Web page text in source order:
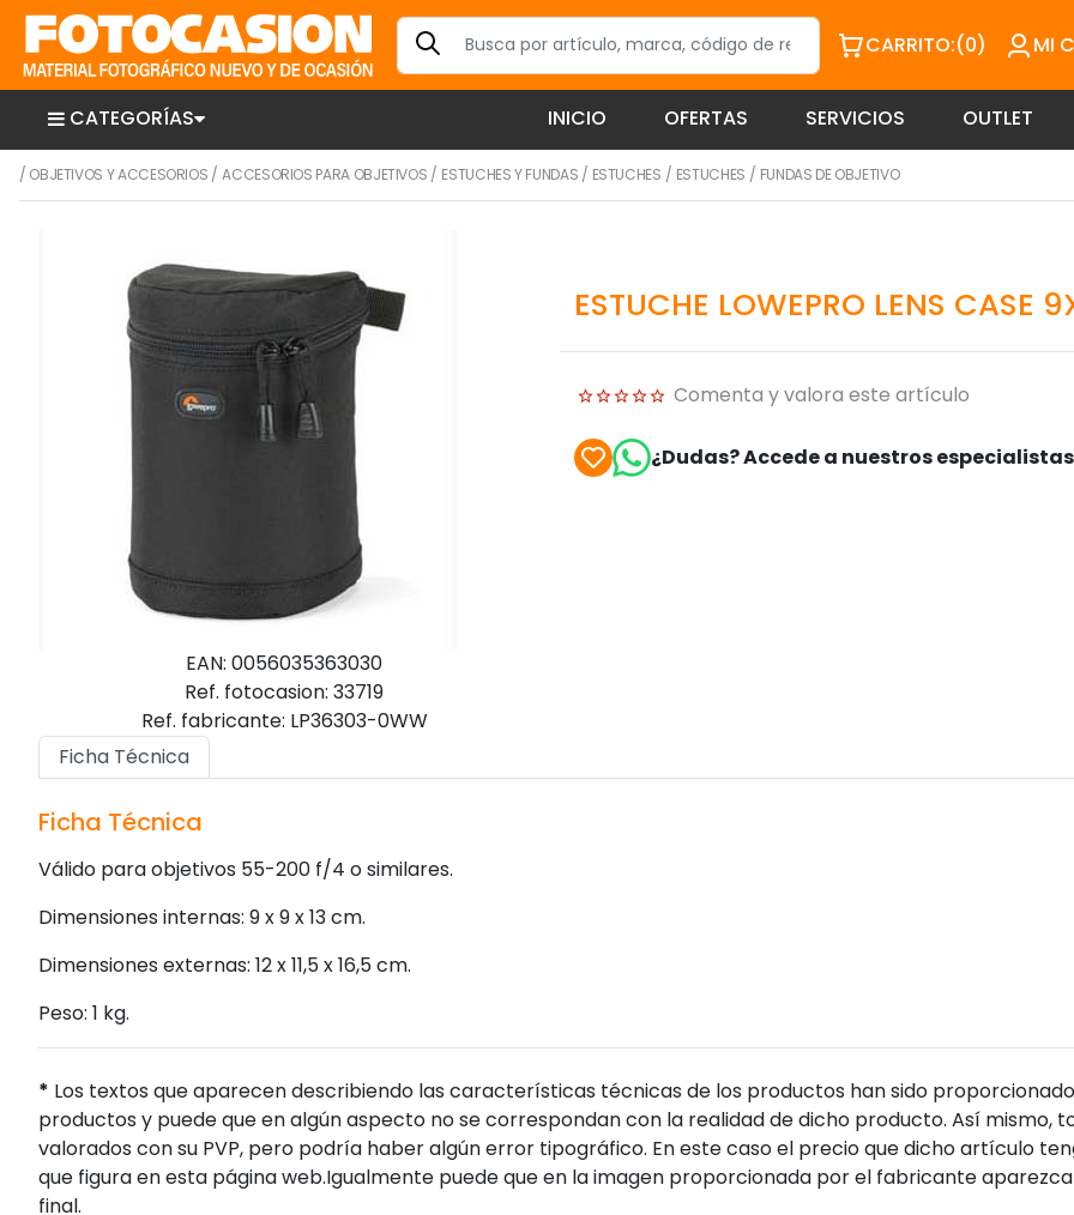
CARRITO:(0) MI
CATEGORÍAS INICIO OFERTAS SERVICIOS OUTLET
/ OBJETIVOS Y ACCESORIOS /ACCESORIOS PARA OBJETIVOS / ESTUCHES Y FUNDAS / ESTUCHES / ESTUCHES / FUNDAS DE OBJETIVO
EAN: 0056035363030
Ref. fotocasion: 33719
Ref. fabricante: LP36303-0WW
ESTUCHE LOWEPRO LENS CASE
Comenta y valora este artículo
¿Dudas? Accede a nuestros
Ficha Técnica
Ficha Técnica
Válido para objetivos 55-200 f/4 o similares.
Dimensiones internas: 9 x 9 x 13 cm.
Dimensiones externas: 12 x 11,5 x 16,5 cm.
Peso: 1 kg.
* Los textos que aparecen describiendo las características técnicas de los productos han sido
productos y puede que en algún aspecto no se correspondan con la realidad de dicho producto. Así mismo,
valorados con su PVP, pero podría haber algún error tipográfico. En este caso el precio que dicho artículo
que figura en esta página web.Igualmente puede que en la imagen proporcionada por el fabricante
final.